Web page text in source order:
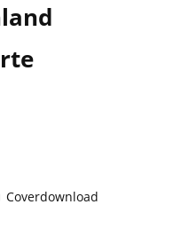
Coverdownload